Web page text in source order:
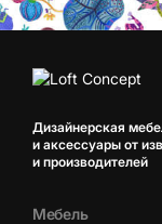
Дизайнерская
и аксессуары от
и производителей
Мебель